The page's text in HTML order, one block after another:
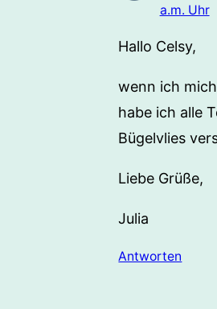
a.m. Uhr
Hallo Celsy,
wenn ich
habe ich alle
Bügelvlies
Liebe Grüße,
Julia
Antworten